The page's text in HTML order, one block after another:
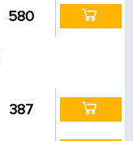
580
387